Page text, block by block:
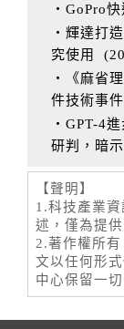
‧GoPro
‧輝達打
究使用
(
‧《麻省
件技術事件
‧GPT-4
研判，暗
【聲明】
1.科技產業
述，僅為提
2.著作權所
文以任何形
中心保留一